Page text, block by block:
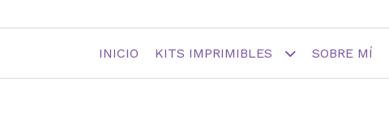
INICIO KITS IMPRIMIBLES SOBRE MÍ